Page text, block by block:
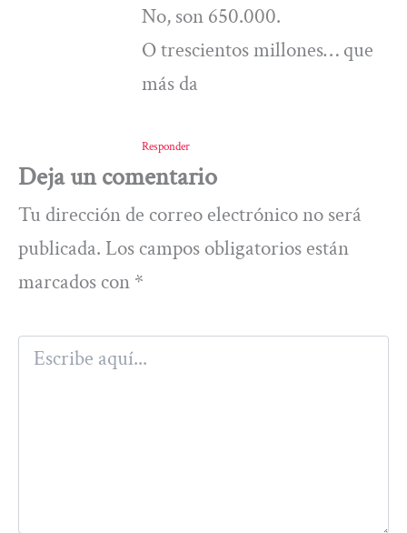
No, son 650.000.
O trescientos millones… que
más da
Responder
Deja un comentario
Tu dirección de correo electrónico no será
publicada. Los campos obligatorios están
marcados con *
Escribe
aquí...